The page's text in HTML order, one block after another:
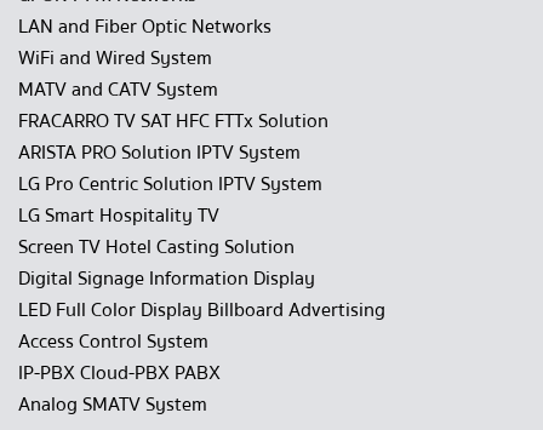
LAN and Fiber Optic Networks
WiFi and Wired System
MATV and CATV System
FRACARRO TV SAT HFC FTTx Solution
ARISTA PRO Solution IPTV System
LG Pro Centric Solution IPTV System
LG Smart Hospitality TV
Screen TV Hotel Casting Solution
Digital Signage Information Display
LED Full Color Display Billboard Advertising
Access Control System
IP-PBX Cloud-PBX PABX
Analog SMATV System